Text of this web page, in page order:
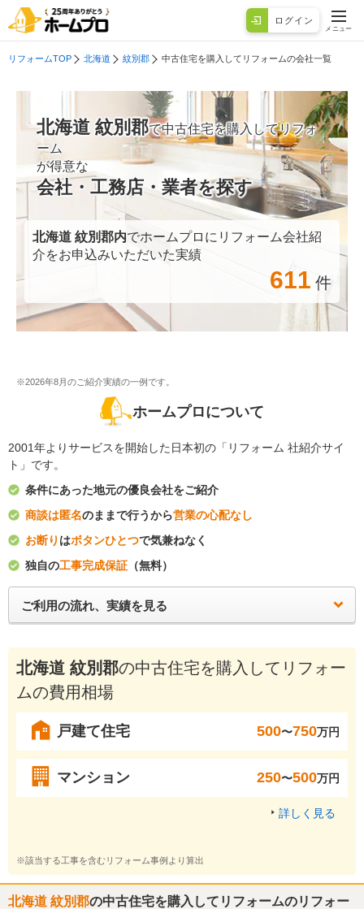
ログイン
メニュー
リフォームTOP 北海道 紋別郡 中古住宅を購入してリフォームの会社一覧
北海道 紋別郡で中古住宅を購入してリフォ
ーム
が得意な
会社・工務店・業者を探す
北海道 紋別郡内でホームプロにリフォーム会社紹
介をお申込みいただいた実績
611 件
※2026年8月のご紹介実績の一例です。
ホームプロについて
2001年よりサービスを開始した日本初の「リフォーム 社紹介サイ
ト」です。
条件にあった地元の優良会社をご紹介
商談は匿名のままで行うから営業の心配なし
お断り はボタンひとつで気兼ねなく
独自の工事完成保証 （無料）
ご利用の流れ、実績を見る
北海道 紋別郡の中古住宅を購入してリフォー
ムの費用相場
戸建て住宅 500〜750万円
マンション 250〜500万円
詳しく見る
※該当する工事を含むリフォーム事例より算出
北海道 紋別郡の中古住宅を購入してリフォームのリフォー